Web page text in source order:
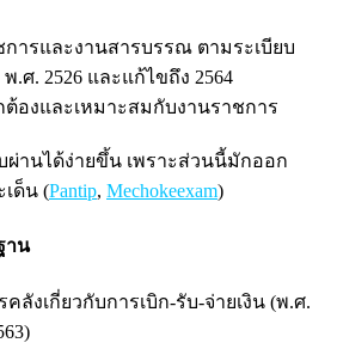
ารและงานสารบรรณ ตามระเบียบ
ศ. 2526 และแก้ไขถึง 2564
องและเหมาะสมกับงานราชการ
านได้ง่ายขึ้น เพราะส่วนนี้มักออก
ด็น (Pantip, Mechokeexam)
าน
คลังเกี่ยวกับการเบิก-รับ-จ่ายเงิน (พ.ศ.